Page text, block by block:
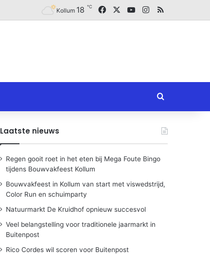
Kollum 18 ℃ FacebookYouTubeInstagram
RSS
Zoeken naar
Laatste nieuws
Regen gooit roet in het eten bij Mega Foute Bingo
tijdens Bouwvakfeest Kollum
Bouwvakfeest in Kollum van start met viswedstrijd,
Color Run en schuimparty
Natuurmarkt De Kruidhof opnieuw succesvol
Veel belangstelling voor traditionele jaarmarkt in
Buitenpost
Rico Cordes wil scoren voor Buitenpost